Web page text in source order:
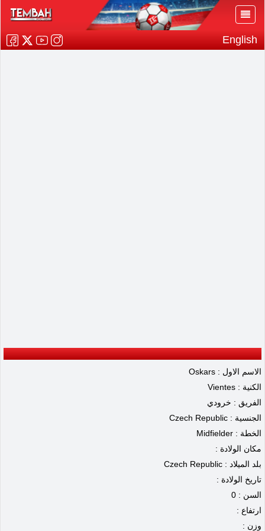
English
الاسم الاول : Oskars
الكنية : Vientes
الفريق : خرودي
الجنسية : Czech Republic
الخطة : Midfielder
مكان الولادة :
بلد الميلاد : Czech Republic
تاريخ الولادة :
السن : 0
ارتفاع :
وزن :